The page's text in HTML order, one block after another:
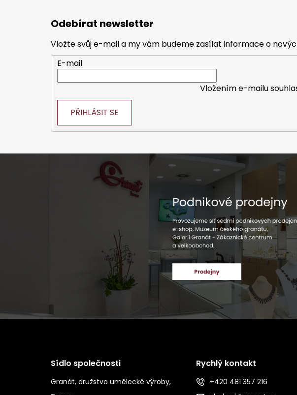
Odebírat newsletter
Vložte svůj e-mail a my vám budeme zasílat informace o
E-mail
Vložením e-mailu
PŘIHLÁSIT SE
Sídlo společnosti
Granát, družstvo umělecké výroby,
Rychlý kontakt
+420 481 357 216